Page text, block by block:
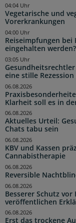
Vegetarische und
Vorerkrankungen
04:04 Uhr
Reiseimpfungen bei
eingehalten werden?
04:00 Uhr
eine stille
03:05 Uhr
Klarheit soll es in
06.08.2026
Aktuelles Urteil:
Chats tabu sein
06.08.2026
KBV und Kassen
Cannabistherapie
06.08.2026
Reversible
06.08.2026
Besserer Schutz
veröffentlichen
06.08.2026
Erst das trockene
06.08.2026